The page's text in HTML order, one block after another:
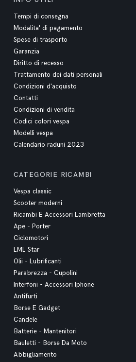
Tempi di consegna
Modalita' di pagamento
Spese di trasporto
Garanzia
Diritto di recesso
Trattamento dei dati personali
Condizioni d'acquisto
Contatti
Condizioni di vendita
Codici colori vespa
Modelli vespa
Calendario raduni 2023
CATEGORIE RICAMBI
Vespa classic
Scooter moderni
Ricambi E Accessori Lambretta
Ape - Porter
Ciclomotori
LML Star
Olii - Lubrificanti
Parabrezza - Cupolini
Interfoni - Accessori Iphone
Antifurti
Borse E Gadget
Candele
Batterie - Mantenitori
Bauletti - Borse Da Moto
Abbigliamento